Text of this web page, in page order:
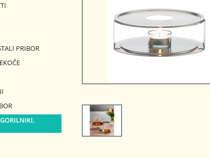
PRIBOR